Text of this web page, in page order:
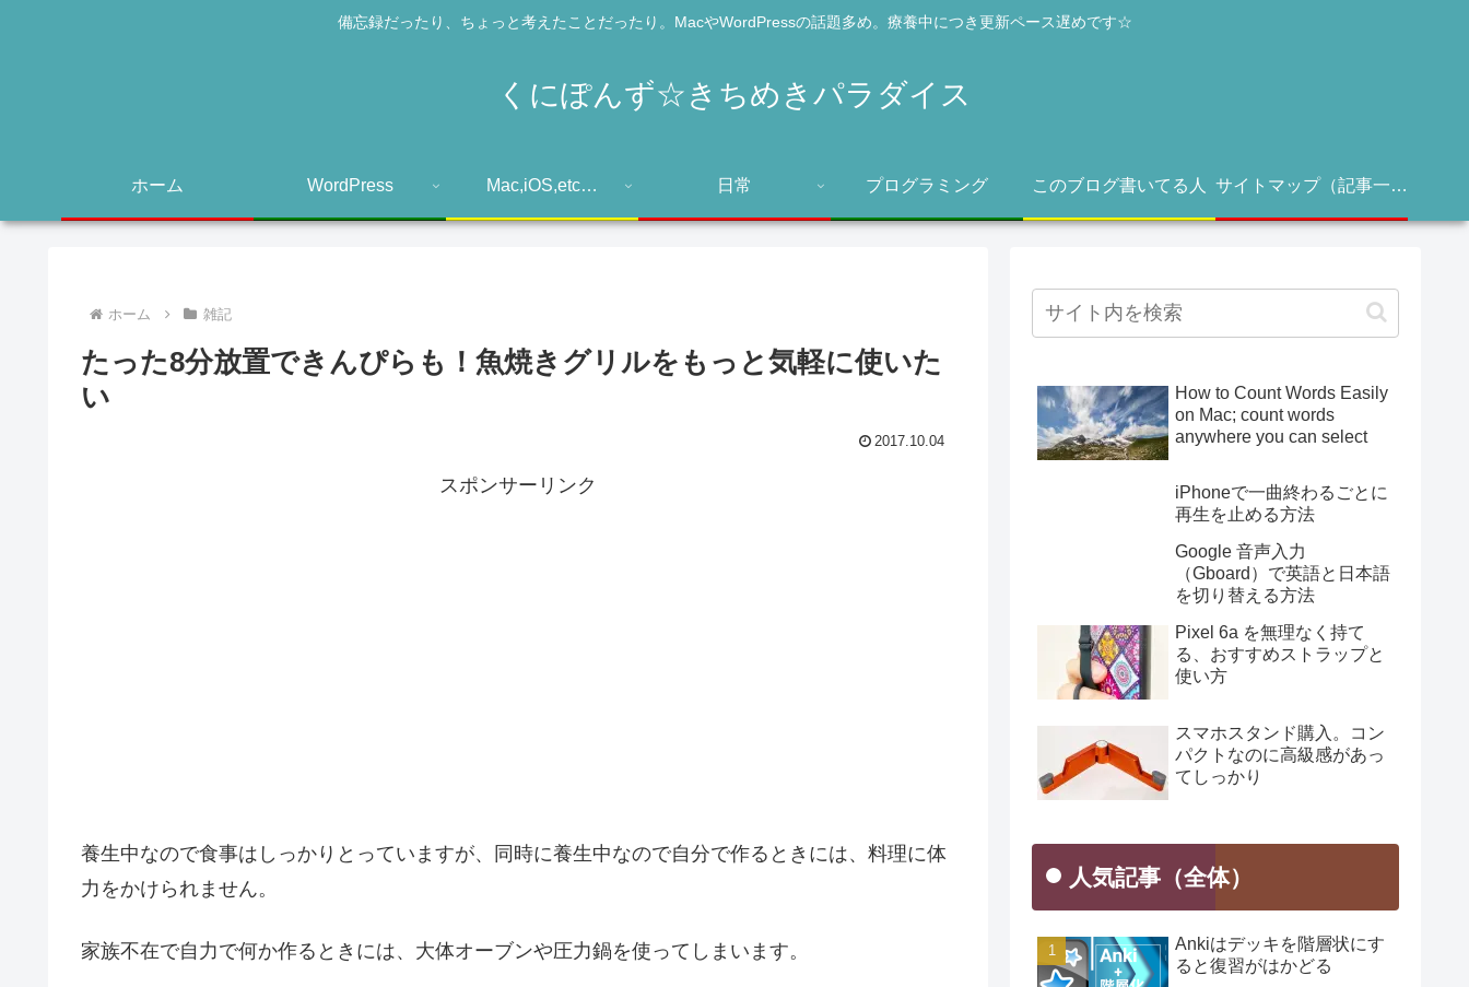
備忘録だったり、ちょっと考えたことだったり。MacやWordPressの話題多め。療養中につき更新ペース遅めです☆
くにぽんず☆きちめきパラダイス
ホーム WordPress Mac,iOS,etc… 日常 プログラミング このブログ書いてる人 サイトマップ（記事一覧）
ホーム 雑記
たった8分放置できんぴらも！魚焼きグリルをもっと気軽に使いた
い
2017.10.04
スポンサーリンク
養生中なので食事はしっかりとっていますが、同時に養生中なので自分で作るときには、料理に体
力をかけられません。
家族不在で自力で何か作るときには、大体オーブンや圧力鍋を使ってしまいます。
How to Count Words Easily
on Mac; count words
anywhere you can select
iPhoneで一曲終わるごとに
再生を止める方法
Google 音声入力
（Gboard）で英語と日本語
を切り替える方法
Pixel 6a を無理なく持て
る、おすすめストラップと
使い方
スマホスタンド購入。コン
パクトなのに高級感があっ
てしっかり
人気記事（全体）
Ankiはデッキを階層状にす
ると復習がはかどる